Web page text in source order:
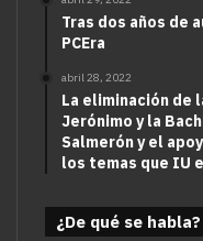
Tras dos años de
PCEra
abril 28, 2022
La eliminación de
Jerónimo y la
Salmerón y el
los temas que IU
¿De qué se habla?